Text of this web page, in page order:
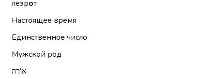
леэрот
Настоящее время
Единственное число
Мужской род
אוֹרֶה